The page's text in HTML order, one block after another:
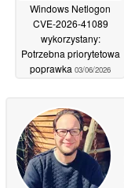
Windows Netlogon
CVE-2026-41089
wykorzystany:
Potrzebna priorytetowa
poprawka 03/06/2026